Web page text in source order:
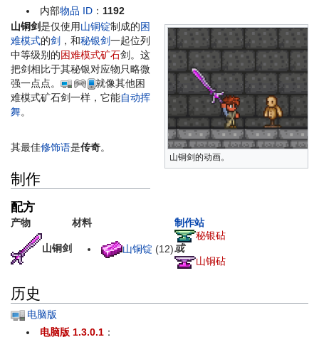
内部物品 ID ： 1192
山铜剑的动画。
山铜剑是仅使用山铜锭制成的困
难模式的剑 ，和秘银剑一起位列
中等级别的困难模式矿石剑。这
把剑相比于其秘银对应物只略微
强一点点。
就像其他困
难模式矿石剑一样，它能自动挥
舞。
其最佳修饰语是传奇。
制作
配方
产物 材料 制作站
山铜剑 山铜锭 (12)
秘银砧
或
山铜砧
历史
电脑版
电脑版 1.3.0.1 ：